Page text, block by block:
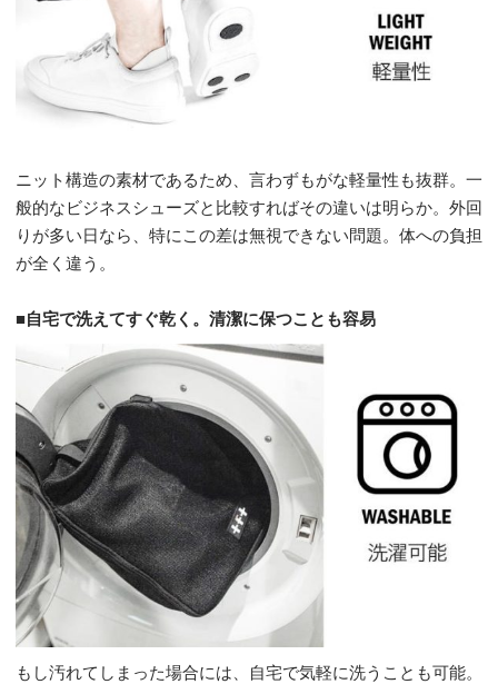
ニット構造の素材であるため、言わずもがな軽量性も抜群。一
般的なビジネスシューズと比較すればその違いは明らか。外回
りが多い日なら、特にこの差は無視できない問題。体への負担
が全く違う。
■自宅で洗えてすぐ乾く。清潔に保つことも容易
もし汚れてしまった場合には、自宅で気軽に洗うことも可能。